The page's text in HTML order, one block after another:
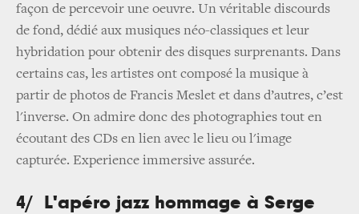
façon de percevoir une oeuvre. Un véritable discourds
de fond, dédié aux musiques néo-classiques et leur
hybridation pour obtenir des disques surprenants. Dans
certains cas, les artistes ont composé la musique à
partir de photos de Francis Meslet et dans d’autres, c’est
l'inverse. On admire donc des photographies tout en
écoutant des CDs en lien avec le lieu ou l'image
capturée. Experience immersive assurée.
4/ L'apéro jazz hommage à Serge